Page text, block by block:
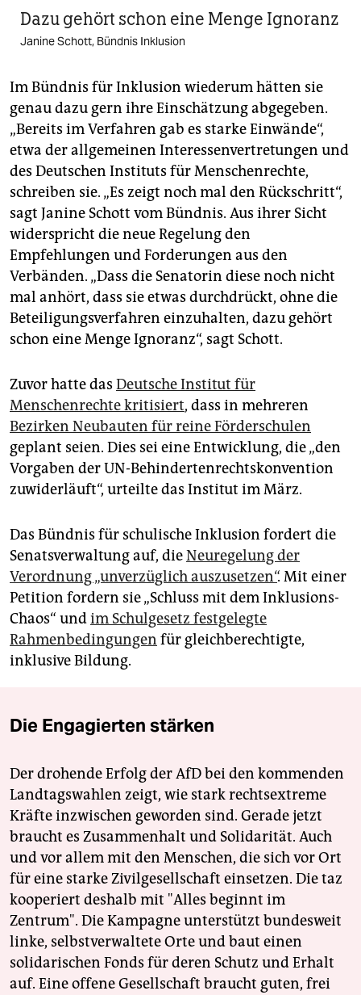
Dazu gehört schon eine Menge Ignoranz
Janine Schott, Bündnis Inklusion
Im Bündnis für Inklusion wiederum hätten sie
genau dazu gern ihre Einschätzung abgegeben.
„Bereits im Verfahren gab es starke Einwände“,
etwa der allgemeinen Interessenvertretungen und
des Deutschen Instituts für Menschenrechte,
schreiben sie. „Es zeigt noch mal den Rückschritt“,
sagt Janine Schott vom Bündnis. Aus ihrer Sicht
widerspricht die neue Regelung den
Empfehlungen und Forderungen aus den
Verbänden. „Dass die Senatorin diese noch nicht
mal anhört, dass sie etwas durchdrückt, ohne die
Beteiligungsverfahren einzuhalten, dazu gehört
schon eine Menge Ignoranz“, sagt Schott.
Zuvor hatte das Deutsche Institut für
Menschenrechte kritisiert, dass in mehreren
Bezirken Neubauten für reine Förderschulen
geplant seien. Dies sei eine Entwicklung, die „den
Vorgaben der UN-Behindertenrechtskonvention
zuwiderläuft“, urteilte das Institut im März.
Das Bündnis für schulische Inklusion fordert die
Senatsverwaltung auf, dieNeuregelung der
Verordnung „unverzüglich auszusetzen“. Mit einer
Petition fordern sie „Schluss mit dem Inklusions-
Chaos“ undim Schulgesetz festgelegte
Rahmenbedingungen für gleichberechtigte,
inklusive Bildung.
Die Engagierten stärken
Der drohende Erfolg der AfD bei den kommenden
Landtagswahlen zeigt, wie stark rechtsextreme
Kräfte inzwischen geworden sind. Gerade jetzt
braucht es Zusammenhalt und Solidarität. Auch
und vor allem mit den Menschen, die sich vor Ort
für eine starke Zivilgesellschaft einsetzen. Die taz
kooperiert deshalb mit "Alles beginnt im
Zentrum". Die Kampagne unterstützt bundesweit
linke, selbstverwaltete Orte und baut einen
solidarischen Fonds für deren Schutz und Erhalt
auf. Eine offene Gesellschaft braucht guten, frei